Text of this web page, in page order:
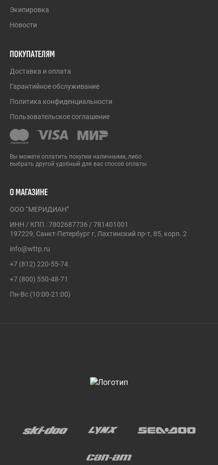
Экипировка
Новости
ПОКУПАТЕЛЯМ
Доставка и оплата
Гарантийное обслуживание
Политика конфиденциальности
Пользовательское соглашение
Вы можете оплатить покупки наличными, либо
выбрать другой удобный для вас способ оплаты.
О МАГАЗИНЕ
ООО “МЕРИДИАН”
ИНН / КПП : 7802687736 / 781401001
197229, Санкт-Петербург г, Лахтинский пр-т, 85, корп. 2
info@wttp.ru
+7 (812) 220-55-74
+7 (800) 550-48-71
Пн-Вс (10:00-21:00)